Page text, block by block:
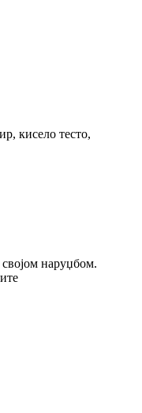
кисело тесто,
наруџбом.